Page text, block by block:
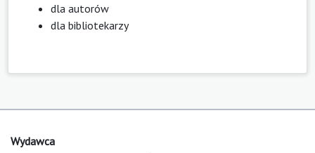
dla autorów
dla bibliotekarzy
Wydawca